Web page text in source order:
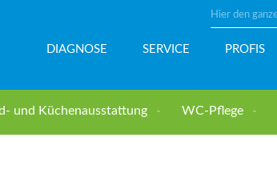
DIAGNOSE SERVICE PROFIS
und Küchenausstattung WC-Pflege